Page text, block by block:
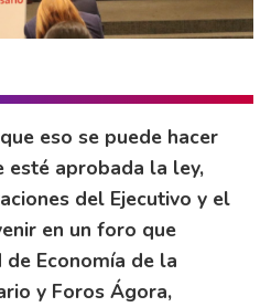
eso se puede hacer
esté aprobada la ley,
del Ejecutivo y el
en un foro que
Economía de la
y Foros Ágora,